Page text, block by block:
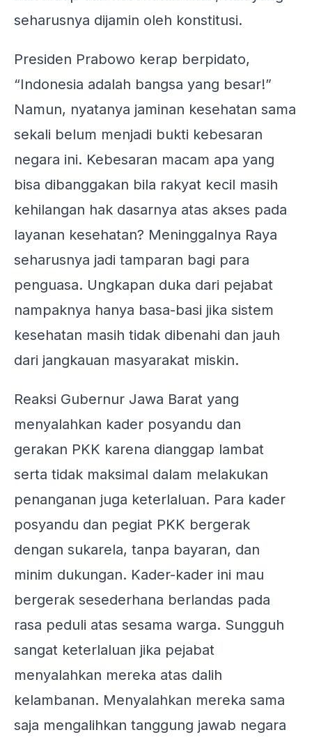
seharusnya dijamin oleh konstitusi.
Presiden Prabowo kerap berpidato,
“Indonesia adalah bangsa yang besar!”
Namun, nyatanya jaminan kesehatan sama
sekali belum menjadi bukti kebesaran
negara ini. Kebesaran macam apa yang
bisa dibanggakan bila rakyat kecil masih
kehilangan hak dasarnya atas akses pada
layanan kesehatan? Meninggalnya Raya
seharusnya jadi tamparan bagi para
penguasa. Ungkapan duka dari pejabat
nampaknya hanya basa-basi jika sistem
kesehatan masih tidak dibenahi dan jauh
dari jangkauan masyarakat miskin.
Reaksi Gubernur Jawa Barat yang
menyalahkan kader posyandu dan
gerakan PKK karena dianggap lambat
serta tidak maksimal dalam melakukan
penanganan juga keterlaluan. Para kader
posyandu dan pegiat PKK bergerak
dengan sukarela, tanpa bayaran, dan
minim dukungan. Kader-kader ini mau
bergerak sesederhana berlandas pada
rasa peduli atas sesama warga. Sungguh
sangat keterlaluan jika pejabat
menyalahkan mereka atas dalih
kelambanan. Menyalahkan mereka sama
saja mengalihkan tanggung jawab negara